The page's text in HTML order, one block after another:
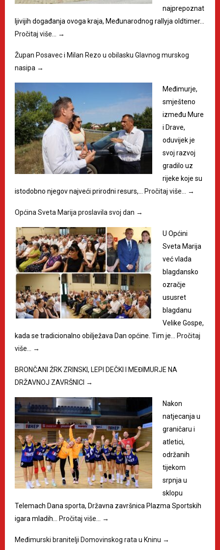
najprepoznat
ljivijih događanja ovoga kraja, Međunarodnog rallyja oldtimer…
Pročitaj više…
→
Župan Posavec i Milan Rezo u obilasku Glavnog murskog
nasipa →
Međimurje,
smješteno
između Mure
i Drave,
oduvijek je
svoj razvoj
gradilo uz
rijeke koje su
istodobno njegov najveći prirodni resurs,…
Pročitaj više… →
Općina Sveta Marija proslavila svoj dan →
U Općini
Sveta Marija
već vlada
blagdansko
ozračje
ususret
blagdanu
Velike Gospe,
kada se tradicionalno obilježava Dan općine. Tim je…
Pročitaj
više…
→
BRONČANI ŽRK ZRINSKI, LEPI DEČKI I MEĐIMURJE NA
DRŽAVNOJ ZAVRŠNICI →
Nakon
natjecanja u
graničaru i
atletici,
održanih
tijekom
srpnja u
sklopu
Telemach Dana sporta, Državna završnica Plazma Sportskih
igara mladih…
Pročitaj više… →
Međimurski branitelji Domovinskog rata u Kninu →